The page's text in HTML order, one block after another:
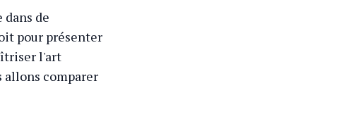
de
pour présenter
l'art
allons comparer